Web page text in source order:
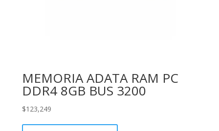
MEMORIA ADATA RAM PC
DDR4 8GB BUS 3200
$123,249